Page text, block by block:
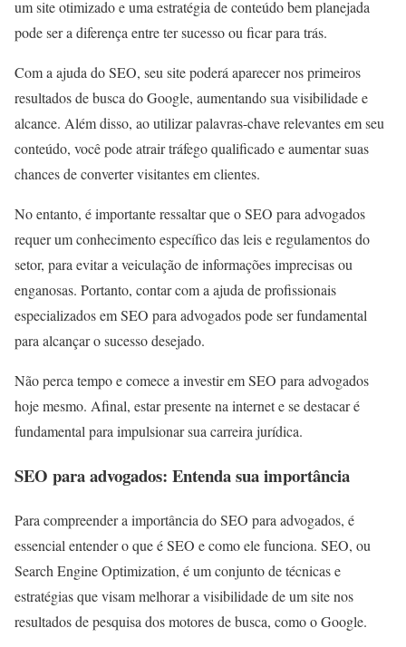
um site otimizado e uma estratégia de conteúdo bem planejada
pode ser a diferença entre ter sucesso ou ficar para trás.
Com a ajuda do SEO, seu site poderá aparecer nos primeiros
resultados de busca do Google, aumentando sua visibilidade e
alcance. Além disso, ao utilizar palavras-chave relevantes em seu
conteúdo, você pode atrair tráfego qualificado e aumentar suas
chances de converter visitantes em clientes.
No entanto, é importante ressaltar que o SEO para advogados
requer um conhecimento específico das leis e regulamentos do
setor, para evitar a veiculação de informações imprecisas ou
enganosas. Portanto, contar com a ajuda de profissionais
especializados em SEO para advogados pode ser fundamental
para alcançar o sucesso desejado.
Não perca tempo e comece a investir em SEO para advogados
hoje mesmo. Afinal, estar presente na internet e se destacar é
fundamental para impulsionar sua carreira jurídica.
SEO para advogados: Entenda sua importância
Para compreender a importância do SEO para advogados, é
essencial entender o que é SEO e como ele funciona. SEO, ou
Search Engine Optimization, é um conjunto de técnicas e
estratégias que visam melhorar a visibilidade de um site nos
resultados de pesquisa dos motores de busca, como o Google.